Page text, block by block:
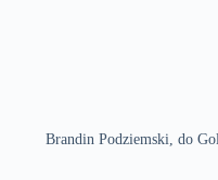
Brandin Podziemski, do